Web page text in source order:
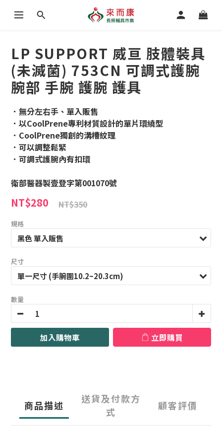
LP SUPPORT 威亘 肢體裝具
(未滅菌) 753CN 可調式護腕
腕部 手腕 護腕 護具
．無分左右手、單入販售
．以CoolPrene專利材質設計的單片環繞型
．CoolPrene獨創的溝槽紋理
．可以調整鬆緊
．可調式護腕內有扣環
衛部醫器製壹登字第001070號
NT$280 NT$350
規格
尺寸
數量
加入購物車 立即購買
商品描述
送貨及付款方
式
顧客評價